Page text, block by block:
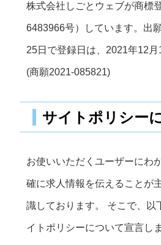
株式会社しごとウェブが商標
6483966号）しています。出
25日で登録日は、2021年12
(商願2021-085821)
サイトポリシー
お使いいただくユーザーにわ
確に求人情報を伝えることが
識しております。 そこで、以
イトポリシーについて宣言し